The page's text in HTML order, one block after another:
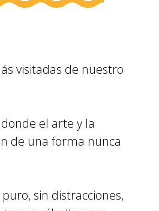
visitadas de nuestro
el arte y la
de una forma nunca
sin distracciones,